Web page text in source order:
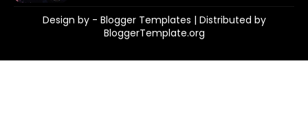
Design by - Blogger Templates | Distributed by
BloggerTemplate.org